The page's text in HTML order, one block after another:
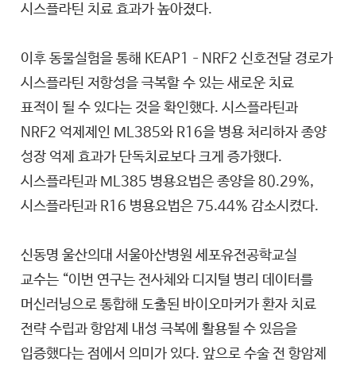
시스플라틴 치료 효과가 높아졌다.
이후 동물실험을 통해 KEAP1–NRF2 신호전달 경로가
시스플라틴 저항성을 극복할 수 있는 새로운 치료
표적이 될 수 있다는 것을 확인했다. 시스플라틴과
NRF2 억제제인 ML385와 R16을 병용 처리하자 종양
성장 억제 효과가 단독치료보다 크게 증가했다.
시스플라틴과 ML385 병용요법은 종양을 80.29%,
시스플라틴과 R16 병용요법은 75.44% 감소시켰다.
신동명 울산의대 서울아산병원 세포유전공학교실
교수는 “이번 연구는 전사체와 디지털 병리 데이터를
머신러닝으로 통합해 도출된 바이오마커가 환자 치료
전략 수립과 항암제 내성 극복에 활용될 수 있음을
입증했다는 점에서 의미가 있다. 앞으로 수술 전 항암제